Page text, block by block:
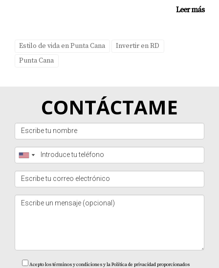
Leer más
Estilo de vida en Punta Cana
Invertir en RD
Punta Cana
CONTÁCTAME
Acepto los términos y condiciones y la Política de privacidad proporcionados